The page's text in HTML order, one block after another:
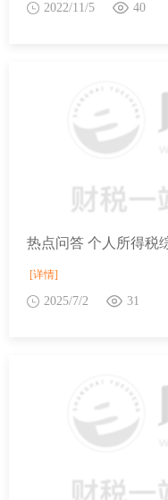
2022/11/5 40
[详情]
2025/7/2 31